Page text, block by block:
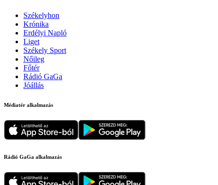
Székelyhon
Krónika
Erdélyi Napló
Liget
Székely Sport
Nőileg
Főtér
Rádió GaGa
Jóállás
Médiatér alkalmazás
Rádió GaGa alkalmazás